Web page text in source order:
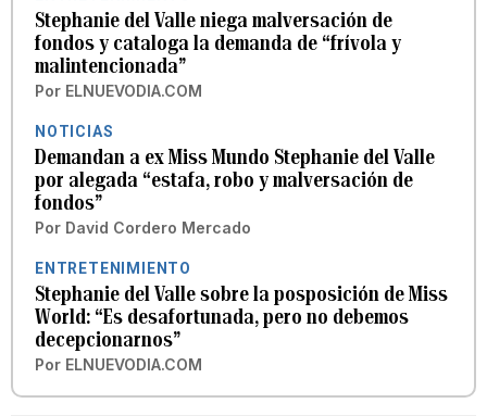
Stephanie del Valle niega malversación de
fondos y cataloga la demanda de “frívola y
malintencionada”
Por ELNUEVODIA.COM
NOTICIAS
Demandan a ex Miss Mundo Stephanie del Valle
por alegada “estafa, robo y malversación de
fondos”
Por David Cordero Mercado
ENTRETENIMIENTO
Stephanie del Valle sobre la posposición de Miss
World: “Es desafortunada, pero no debemos
decepcionarnos”
Por ELNUEVODIA.COM